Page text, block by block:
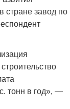
стране завод по
тонн в год», —